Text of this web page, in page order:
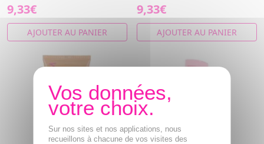
9,33€
AJOUTER AU PANIER
9,33€
AJOUTER AU PANIER
Sur nos sites et nos applications, nous
recueillons à chacune de vos visites des